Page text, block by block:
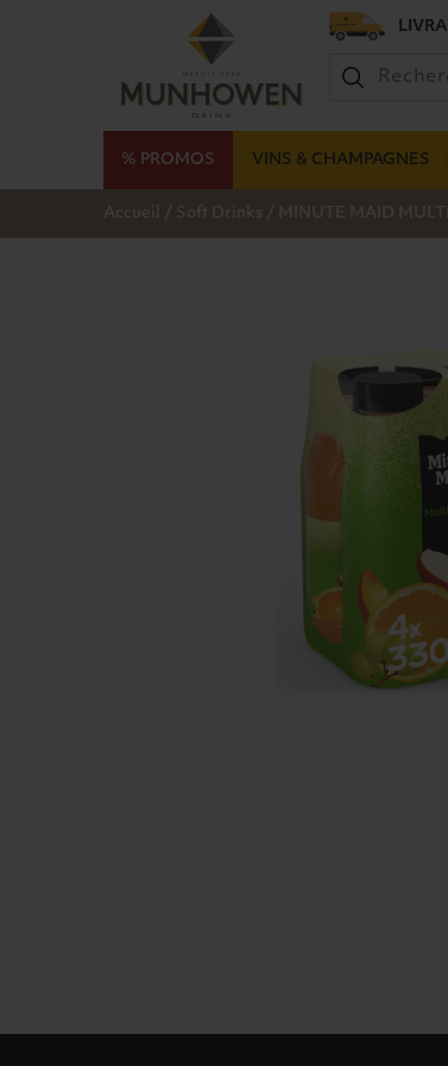
% PROMOS VINS & CHAMPAGNES
Accueil / Soft Drinks / MINUTE MAID